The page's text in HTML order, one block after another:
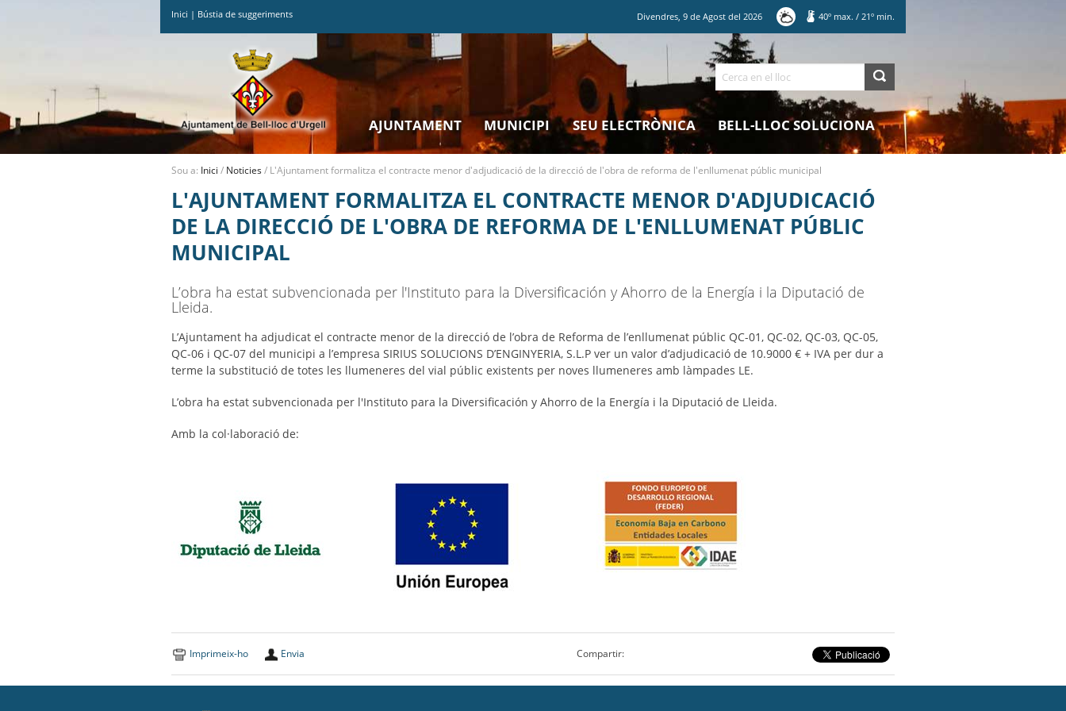
Inici | Bústia de suggeriments Divendres,9 deAgost del2026 40º max. / 21º min.
Cerca
AJUNTAMENT MUNICIPI SEU ELECTRÒNICA BELL-LLOC SOLUCIONA
Sou a: Inici / Noticies/ L'Ajuntament formalitza el contracte menor d'adjudicació de la direcció de l'obra de reforma de l'enllumenat públic municipal
L'AJUNTAMENT FORMALITZA EL CONTRACTE MENOR D'ADJUDICACIÓ
DE LA DIRECCIÓ DE L'OBRA DE REFORMA DE L'ENLLUMENAT PÚBLIC
MUNICIPAL
L’obra ha estat subvencionada per l'Instituto para la Diversificación y Ahorro de la Energía i la Diputació de
Lleida.
L’Ajuntament ha adjudicat el contracte menor de la direcció de l’obra de Reforma de l’enllumenat públic QC-01, QC-02, QC-03, QC-05,
QC-06 i QC-07 del municipi a l’empresa SIRIUS SOLUCIONS D’ENGINYERIA, S.L.P ver un valor d’adjudicació de 10.9000 € + IVA per dur a
terme la substitució de totes les llumeneres del vial públic existents per noves llumeneres amb làmpades LE.
L’obra ha estat subvencionada per l'Instituto para la Diversificación y Ahorro de la Energía i la Diputació de Lleida.
Amb la col·laboració de:
Imprimeix-ho Envia Compartir: